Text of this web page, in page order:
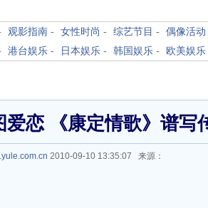
观影指南 - 女性时尚 - 综艺节目 - 偶像活动
港台娱乐 - 日本娱乐 - 韩国娱乐 - 欧美娱乐
恋 《康定情歌》谱写
2010-09-10 13:35:07 来源：